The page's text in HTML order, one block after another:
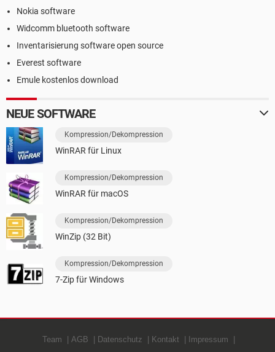
Nokia software
Widcomm bluetooth software
Inventarisierung software open source
Everest software
Emule kostenlos download
NEUE SOFTWARE
Kompression/Dekompression
WinRAR für Linux
Kompression/Dekompression
WinRAR für macOS
Kompression/Dekompression
WinZip (32 Bit)
Kompression/Dekompression
7-Zip für Windows
Team AGB Datenschutz Kontakt
Impressum